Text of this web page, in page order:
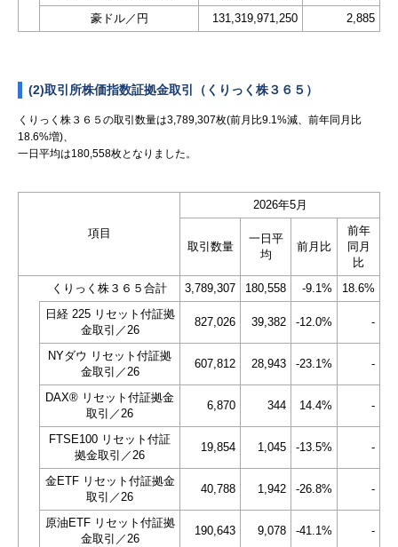
豪ドル／円
131,319,971,250 2,885
(2)取引所株価指数証拠金取引（くりっく株３６５）
くりっく株３６５の取引数量は3,789,307枚(前月比9.1%減、前年同月比
18.6%増)、
一日平均は180,558枚となりました。
項目
2026年5月
取引数量
一日平
均
前月比
前年
同月
比
くりっく株３６５合計
3,789,307 180,558 -9.1%
18.6%
日経 225 リセット付証拠
金取引／26
827,026 39,382 -12.0% -
NYダウ リセット付証拠
金取引／26
607,812 28,943 -23.1% -
DAX® リセット付証拠金
取引／26
6,870 344 14.4% -
FTSE100 リセット付証
拠金取引／26
19,854 1,045 -13.5% -
金ETF リセット付証拠金
取引／26
40,788 1,942 -26.8% -
原油ETF リセット付証拠
金取引／26
190,643 9,078 -41.1% -